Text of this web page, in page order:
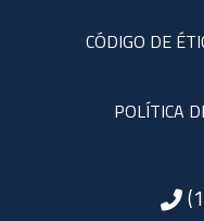
CÓDIGO DE
POLÍTICA